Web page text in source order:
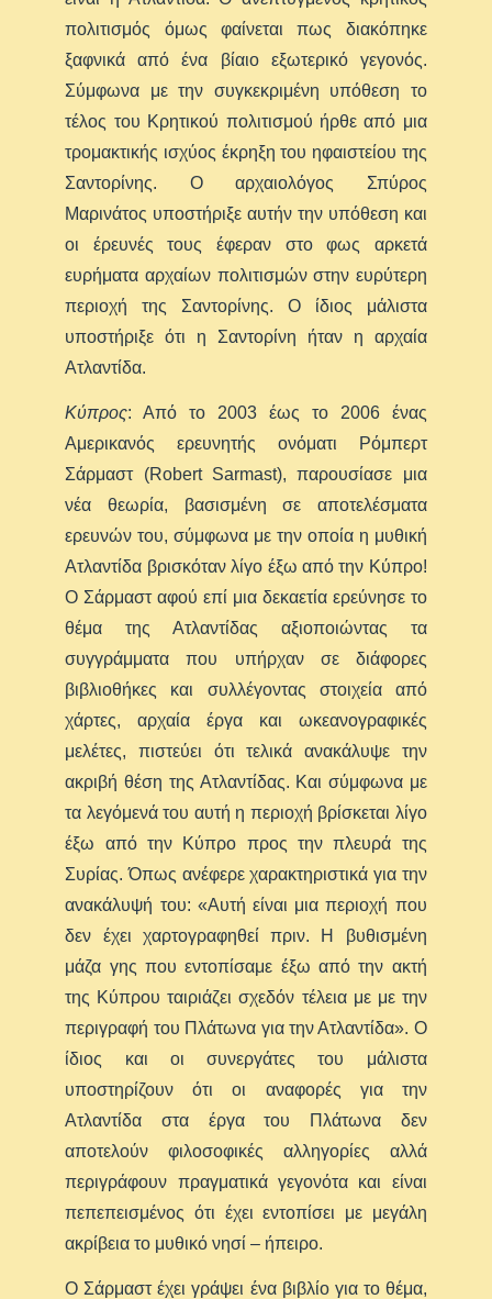
πολιτισμός όμως φαίνεται πως διακόπηκε
ξαφνικά από ένα βίαιο εξωτερικό γεγονός.
Σύμφωνα με την συγκεκριμένη υπόθεση το
τέλος του Κρητικού πολιτισμού ήρθε από μια
τρομακτικής ισχύος έκρηξη του ηφαιστείου της
Σαντορίνης. Ο αρχαιολόγος Σπύρος
Μαρινάτος υποστήριξε αυτήν την υπόθεση και
οι έρευνές τους έφεραν στο φως αρκετά
ευρήματα αρχαίων πολιτισμών στην ευρύτερη
περιοχή της Σαντορίνης. Ο ίδιος μάλιστα
υποστήριξε ότι η Σαντορίνη ήταν η αρχαία
Ατλαντίδα.
Κύπρος: Από το 2003 έως το 2006 ένας
Αμερικανός ερευνητής ονόματι Ρόμπερτ
Σάρμαστ (Robert Sarmast), παρουσίασε μια
νέα θεωρία, βασισμένη σε αποτελέσματα
ερευνών του, σύμφωνα με την οποία η μυθική
Ατλαντίδα βρισκόταν λίγο έξω από την Κύπρο!
Ο Σάρμαστ αφού επί μια δεκαετία ερεύνησε το
θέμα της Ατλαντίδας αξιοποιώντας τα
συγγράμματα που υπήρχαν σε διάφορες
βιβλιοθήκες και συλλέγοντας στοιχεία από
χάρτες, αρχαία έργα και ωκεανογραφικές
μελέτες, πιστεύει ότι τελικά ανακάλυψε την
ακριβή θέση της Ατλαντίδας. Και σύμφωνα με
τα λεγόμενά του αυτή η περιοχή βρίσκεται λίγο
έξω από την Κύπρο προς την πλευρά της
Συρίας. Όπως ανέφερε χαρακτηριστικά για την
ανακάλυψή του: «Αυτή είναι μια περιοχή που
δεν έχει χαρτογραφηθεί πριν. Η βυθισμένη
μάζα γης που εντοπίσαμε έξω από την ακτή
της Κύπρου ταιριάζει σχεδόν τέλεια με με την
περιγραφή του Πλάτωνα για την Ατλαντίδα». Ο
ίδιος και οι συνεργάτες του μάλιστα
υποστηρίζουν ότι οι αναφορές για την
Ατλαντίδα στα έργα του Πλάτωνα δεν
αποτελούν φιλοσοφικές αλληγορίες αλλά
περιγράφουν πραγματικά γεγονότα και είναι
πεπεπεισμένος ότι έχει εντοπίσει με μεγάλη
ακρίβεια το μυθικό νησί – ήπειρο.
Ο Σάρμαστ έχει γράψει ένα βιβλίο για το θέμα,